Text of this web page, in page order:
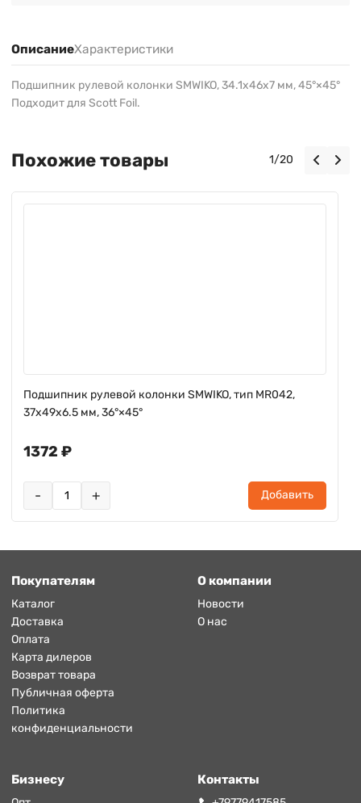
ОписаниеХарактеристики
Подшипник рулевой колонки SMWIKO, 34.1x46x7 мм, 45°×45°
Подходит для Scott Foil.
Похожие товары 1/20
Подшипник рулевой колонки SMWIKO, тип MR042,
37x49x6.5 мм, 36°×45°
1372 ₽
- + Добавить
Покупателям
Каталог
Доставка
Оплата
Карта дилеров
Возврат товара
Публичная оферта
Политика
конфиденциальности
О компании
Новости
О нас
Бизнесу Контакты